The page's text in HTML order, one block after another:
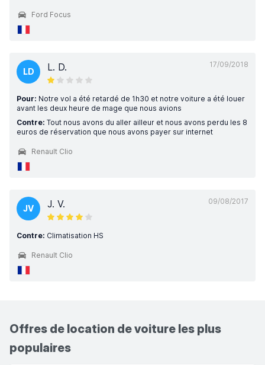
Ford Focus
17/09/2018
LD L. D.
Pour: Notre vol a été retardé de 1h30 et notre voiture a été louer
avant les deux heure de mage que nous avions
Contre: Tout nous avons du aller ailleur et nous avons perdu les 8
euros de réservation que nous avons payer sur internet
Renault Clio
09/08/2017
JV J. V.
Contre: Climatisation HS
Renault Clio
Offres de location de voiture les plus
populaires